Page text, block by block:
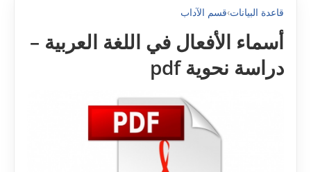
قاعدة البيانات›قسم الآداب
أسماء الأفعال في اللغة العربية –
دراسة نحوية pdf